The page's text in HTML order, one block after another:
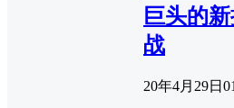
巨头的
战
20年4月29日 0